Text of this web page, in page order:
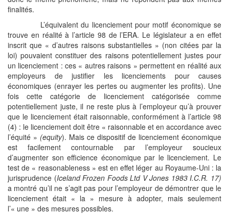
finalités.
L’équivalent du licenciement pour motif économique se
trouve en réalité à l’article 98 de l’ERA. Le législateur a en effet
inscrit que « d’autres raisons substantielles » (non citées par la
loi) pouvaient constituer des raisons potentiellement justes pour
un licenciement : ces « autres raisons » permettent en réalité aux
employeurs de justifier les licenciements pour causes
économiques (enrayer les pertes ou augmenter les profits). Une
fois cette catégorie de licenciement catégorisée comme
potentiellement juste, il ne reste plus à l’employeur qu’à prouver
que le licenciement était raisonnable, conformément à l’article 98
(4) : le licenciement doit être « raisonnable et en accordance avec
l’équité » (equity). Mais ce dispositif de licenciement économique
est facilement contournable par l’employeur soucieux
d’augmenter son efficience économique par le licenciement. Le
test de « reasonableness » est en effet léger au Royaume-Uni : la
jurisprudence (Iceland Frozen Foods Ltd V Jones 1983 I.C.R. 17)
a montré qu’il ne s’agit pas pour l’employeur de démontrer que le
licenciement était « la » mesure à adopter, mais seulement
l’« une » des mesures possibles.